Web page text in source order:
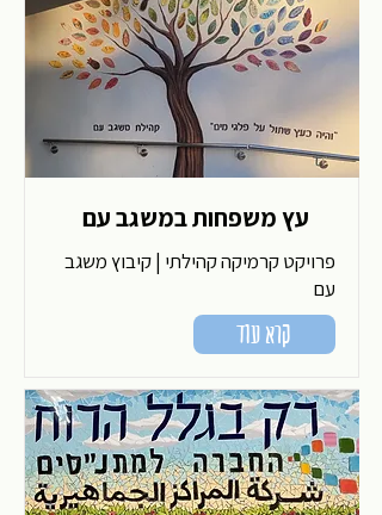
עץ משפחות במשגב עם
פרויקט קרמיקה קהילתי | קיבוץ משגב
עם
קרא עוד